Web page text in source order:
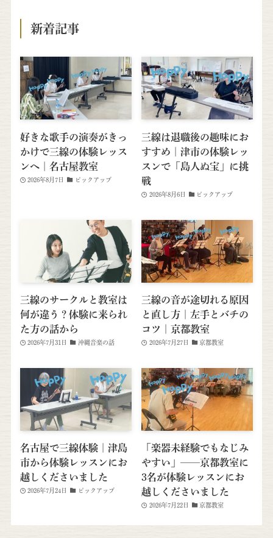
新着記事
好きな歌手の演奏がきっ
かけで三線の体験レッス
ンへ｜名古屋教室
2026年8月7日 ピックアップ
三線は退職後の趣味にお
すすめ｜津市の体験レッ
スンで「島人ぬ宝」に挑
戦
2026年8月6日 ピックアップ
三線のサークルと教室は
何が違う？体験に来られ
た方の話から
2026年7月31日 沖縄音楽の話
三線の音が途切れる原因
と直し方｜左手とバチの
コツ｜京都教室
2026年7月27日 京都教室
名古屋で三線体験｜津島
市から体験レッスンにお
越しくださいました
2026年7月24日 ピックアップ
「楽器未経験でもなじみ
やすい」──京都教室に
3名が体験レッスンにお
越しくださいました
2026年7月22日 京都教室